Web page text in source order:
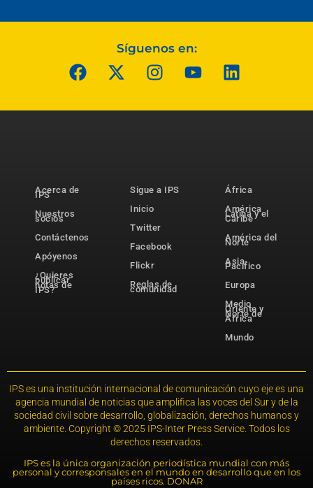
Síguenos en:
Acerca de
IPS
Nuestros
socios
Contáctenos
Apóyenos
¿Quieres
publicar
notas de
IPS?
Sigue a IPS
Inicio
Twitter
Facebook
Flickr
Reglas de
comunidad
África
América
Latina y el
Caribe
América del
Norte
Asia-
Pacífico
Europa
Medio
Oriente y
Norte de
África
Mundo
IPS es una institución internacional de comunicación cuyo eje es una
agencia mundial de noticias que amplifica las voces del Sur y de la
sociedad civil sobre desarrollo, globalización, derechos humanos y
ambiente. Copyright © 2025 IPS-Inter Press Service. Todos los
derechos reservados.
IPS es la única organización periodística mundial con más
personal y corresponsales en el mundo en desarrollo que en los
países ricos. DONAR